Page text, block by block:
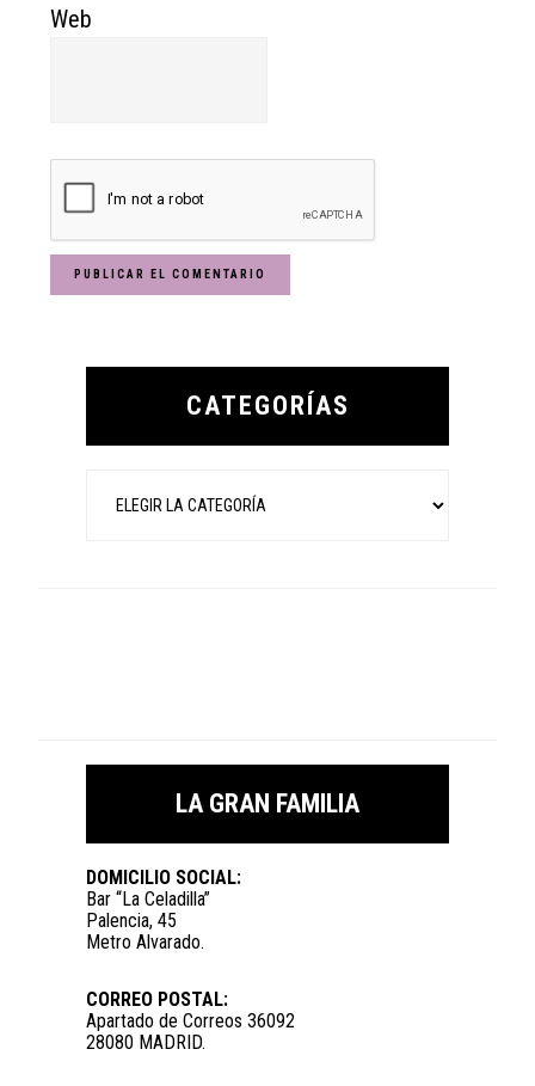
Web
Primary
CATEGORÍAS
LA GRAN FAMILIA
DOMICILIO SOCIAL:
Bar “La Celadilla”
Palencia, 45
Metro Alvarado.
CORREO POSTAL:
Apartado de Correos 36092
28080 MADRID.